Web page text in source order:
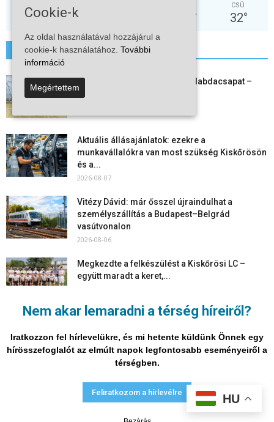
Nem akar lemaradni a térség híreiről?
Iratkozzon fel hírlevelükre, és mi hetente küldünk Önnek egy
hírösszefoglalót az elmúlt napok legfontosabb eseményeiről a
térségben.
Feliratkozom a hírlevélre
31° 36 °
CSÜ
32°
További hírek
Megszűnt a kiskőrösi női kézilabdacsapat –
egy korszak ért véget
Aktuális állásajánlatok: ezekre a
munkavállalókra van most szükség Kiskőrösön
és a...
2026-08-07
Vitézy Dávid: már ősszel újraindulhat a
személyszállítás a Budapest–Belgrád
vasútvonalon
2026-08-06
Megkezdte a felkészülést a Kiskőrösi LC –
együtt maradt a keret,...
szabadulni a kontinens a...
2026-08-05
Adatvédelmi nyilatkozat Médiaajánlat Impresszum
HU
Cookie-k
Az oldal használatával hozzájárul a
cookie-k használatához. További
információ
Megértettem